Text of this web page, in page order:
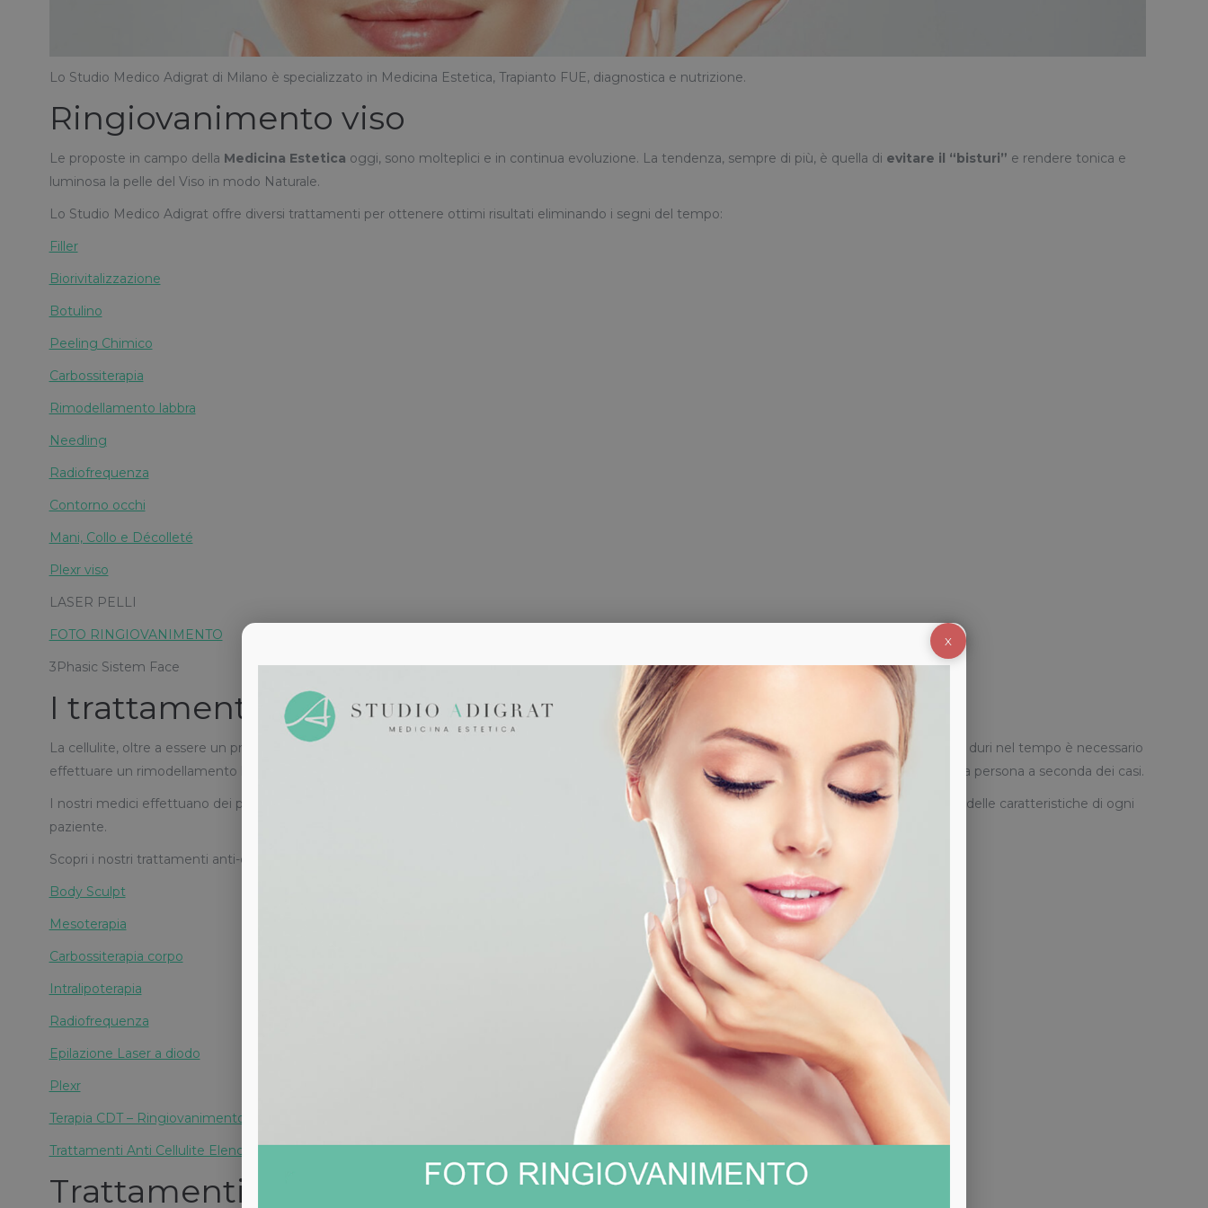
Lo Studio Medico Adigrat di Milano è specializzato in Medicina Estetica, Trapianto FUE, diagnostica e nutrizione.
Ringiovanimento viso
Le proposte in campo della Medicina Estetica oggi, sono molteplici e in continua evoluzione. La tendenza, sempre di più, è quella di evitare il “bisturi” e rendere tonica e
luminosa la pelle del Viso in modo Naturale.
Lo Studio Medico Adigrat offre diversi trattamenti per ottenere ottimi risultati eliminando i segni del tempo:
Filler
Biorivitalizzazione
Botulino
Peeling Chimico
Carbossiterapia
Rimodellamento labbra
Needling
Radiofrequenza
Contorno occhi
Mani, Collo e Décolleté
Plexr viso
LASER PELLI
FOTO RINGIOVANIMENTO
3Phasic Sistem Face
I trattamenti corpo e anti-cellulite
La cellulite, oltre a essere un problema estetico, è una vera e propria patologia e per poterla combattere alle radici e mantenere una silhouette che duri nel tempo è necessario
effettuare un rimodellamento localizzato, abbinato ad una graduale rieducazione nutrizionale e ad una serie di trattamenti che variano da persona a persona a seconda dei casi.
I nostri medici effettuano dei programmi di trattamento personalizzati e, di conseguenza, il numero e la frequenza delle sedute variano a seconda delle caratteristiche di ogni
paziente.
Scopri i nostri trattamenti anti-cellulite:
Body Sculpt
Mesoterapia
Carbossiterapia corpo
Intralipoterapia
Radiofrequenza
Epilazione Laser a diodo
Plexr
Terapia CDT – Ringiovanimento vaginale non chirurgico
Trattamenti Anti Cellulite Elenco
Trattamenti per la cura alopecia e diradamento capelli
X